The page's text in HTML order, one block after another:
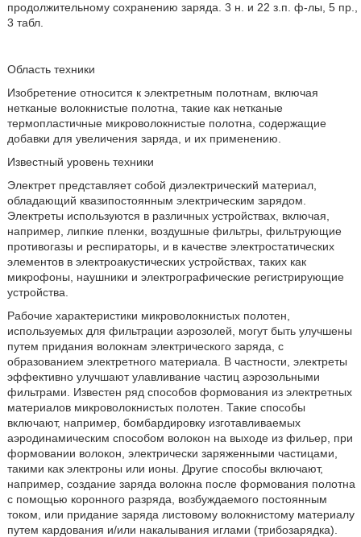
продолжительному сохранению заряда. 3 н. и 22 з.п. ф-лы, 5 пр.,
3 табл.
Область техники
Изобретение относится к электретным полотнам, включая
нетканые волокнистые полотна, такие как нетканые
термопластичные микроволокнистые полотна, содержащие
добавки для увеличения заряда, и их применению.
Известный уровень техники
Электрет представляет собой диэлектрический материал,
обладающий квазипостоянным электрическим зарядом.
Электреты используются в различных устройствах, включая,
например, липкие пленки, воздушные фильтры, фильтрующие
противогазы и респираторы, и в качестве электростатических
элементов в электроакустических устройствах, таких как
микрофоны, наушники и электрографические регистрирующие
устройства.
Рабочие характеристики микроволокнистых полотен,
используемых для фильтрации аэрозолей, могут быть улучшены
путем придания волокнам электрического заряда, с
образованием электретного материала. В частности, электреты
эффективно улучшают улавливание частиц аэрозольными
фильтрами. Известен ряд способов формования из электретных
материалов микроволокнистых полотен. Такие способы
включают, например, бомбардировку изготавливаемых
аэродинамическим способом волокон на выходе из фильер, при
формовании волокон, электрически заряженными частицами,
такими как электроны или ионы. Другие способы включают,
например, создание заряда волокна после формования полотна
с помощью коронного разряда, возбуждаемого постоянным
током, или придание заряда листовому волокнистому материалу
путем кардования и/или накалывания иглами (трибозарядка).